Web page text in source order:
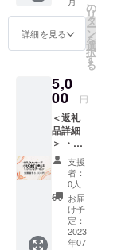
詳細を見る
の
リ
タ
ー
ン
を
選
択
す
る
5,0
00 円
＜返礼
品詳細
＞ ・お
礼の
メール
・完成
した通
販サイ
「NIHO
NT」で
支援
者：
0人
お届
け予
定：
2023
年07